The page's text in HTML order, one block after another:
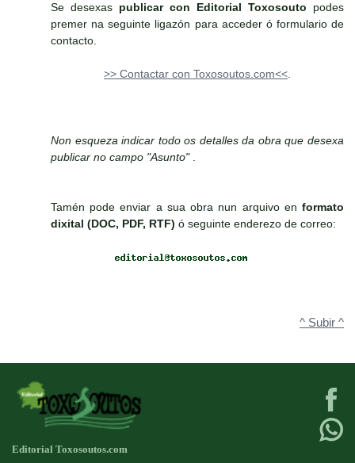
Se desexas publicar con Editorial Toxosouto podes
premer na seguinte ligazón para acceder ó formulario de
contacto.
>> Contactar con Toxosoutos.com<<.
Non esqueza indicar todo os detalles da obra que desexa
publicar no campo "Asunto" .
Tamén pode enviar a sua obra nun arquivo en formato
dixital (DOC, PDF, RTF) ó seguinte enderezo de correo:
^ Subir ^
Editorial Toxosoutos.com